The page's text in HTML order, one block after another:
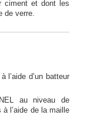
ciment et dont les
de verre.
l’aide d’un batteur
au niveau de
l’aide de la maille